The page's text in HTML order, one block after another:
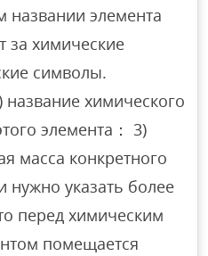
названии элемента
химические
символы.
химического
элемента： 3)
масса конкретного
нужно указать более
перед химическим
помещается